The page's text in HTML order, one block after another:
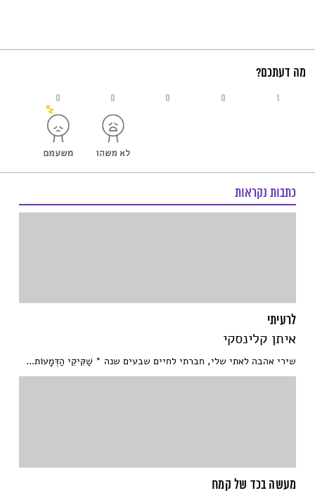
מה דעתכם?
0 0 0 0 1
כתבות נקראות
לרעיתי
איתן קלינסקי
שירי אהבה לאתי שלי, חברתי לחיים שבעים שנה * שַׁקִּיקֵי הַדְּמָעוֹת...
מעשה בכד של קמח